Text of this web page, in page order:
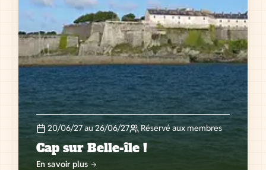
20/06/27 au 26/06/27 Réservé aux membres
Cap sur Belle-île !
En savoir plus